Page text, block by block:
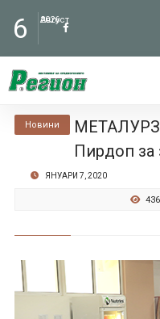
6 Август
2026
Новини
Пирдоп за
ЯНУАРИ 7, 2020